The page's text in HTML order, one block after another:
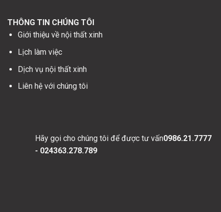
THÔNG TIN CHÚNG TÔI
Giới thiệu về nội thất xinh
Lịch làm việc
Dịch vụ nội thất xinh
Liên hệ với chúng tôi
Hãy gọi cho chúng tôi để được tư vấn0986.21.7777
- 024363.278.789